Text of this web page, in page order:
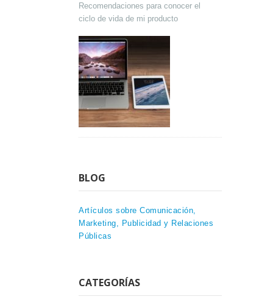
Recomendaciones para conocer el
ciclo de vida de mi producto
BLOG
Artículos sobre Comunicación,
Marketing, Publicidad y Relaciones
Públicas
CATEGORÍAS